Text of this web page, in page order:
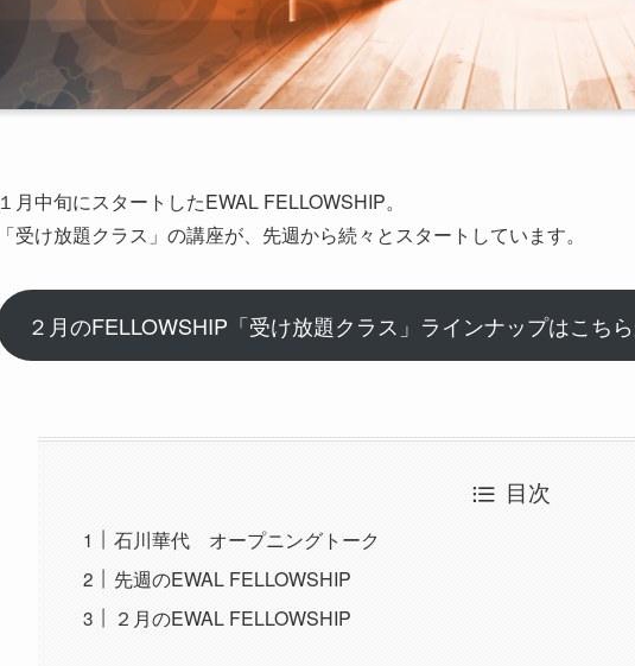
１月中旬にスタートしたEWAL FELLOWSHIP。
「受け放題クラス」の講座が、先週から続々とスタートしています。
２月のFELLOWSHIP「受け放題クラス」ラインナップはこち
目次
石川華代 オープニングトーク
先週のEWAL FELLOWSHIP
２月のEWAL FELLOWSHIP